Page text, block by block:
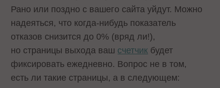
Рано или поздно с вашего сайта уйдут. Можно
надеяться, что когда-нибудь показатель
отказов снизится до 0% (вряд ли!),
но страницы выхода ваш счетчик будет
фиксировать ежедневно. Вопрос не в том,
есть ли такие страницы, а в следующем: